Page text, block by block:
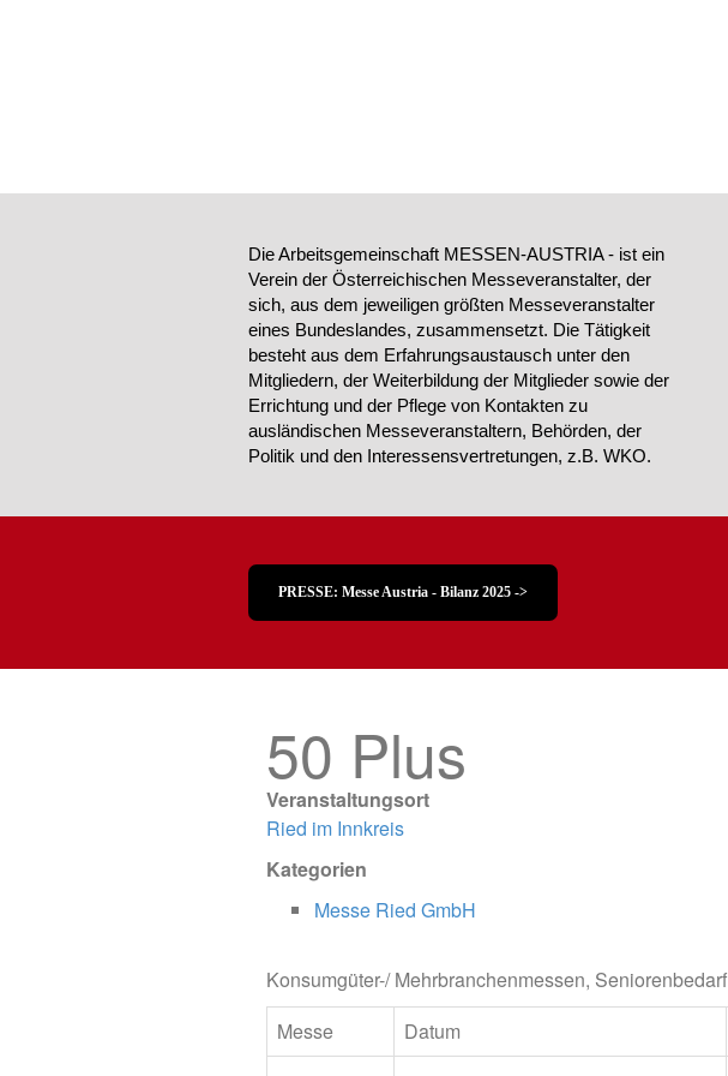
Die Arbeitsgemeinschaft MESSEN-AUSTRIA - ist ein
Verein der Österreichischen Messeveranstalter, der
sich, aus dem jeweiligen größten Messeveranstalter
eines Bundeslandes, zusammensetzt. Die Tätigkeit
besteht aus dem Erfahrungsaustausch unter den
Mitgliedern, der Weiterbildung der Mitglieder sowie der
Errichtung und der Pflege von Kontakten zu
ausländischen Messeveranstaltern, Behörden, der
Politik und den Interessensvertretungen, z.B. WKO.
PRESSE: Messe Austria - Bilanz 2025 ->
50 Plus
Veranstaltungsort
Ried im Innkreis
Kategorien
Messe Ried GmbH
Konsumgüter-/ Mehrbranchenmessen, Seniorenbedarf
Messe
Datum